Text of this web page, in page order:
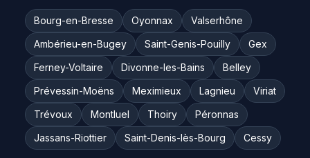
Bourg-en-Bresse Oyonnax
Valserhône
Ambérieu-en-Bugey
Saint-Genis-Pouilly
Gex
Ferney-Voltaire
Divonne-les-Bains
Belley
Prévessin-Moëns
Meximieux Lagnieu
Viriat
Trévoux
Montluel Thoiry
Péronnas
Jassans-Riottier
Saint-Denis-lès-Bourg Cessy